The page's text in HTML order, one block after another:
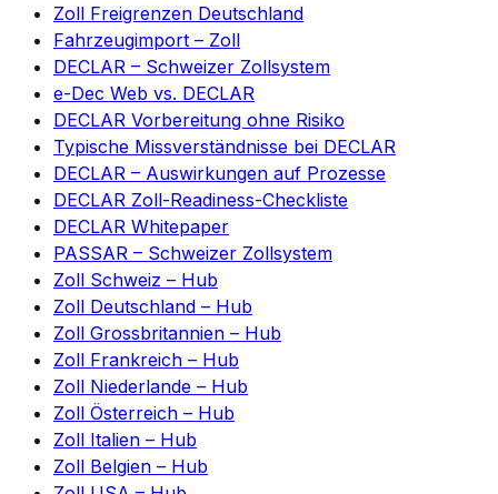
Zoll Freigrenzen Deutschland
Fahrzeugimport – Zoll
DECLAR – Schweizer Zollsystem
e-Dec Web vs. DECLAR
DECLAR Vorbereitung ohne Risiko
Typische Missverständnisse bei DECLAR
DECLAR – Auswirkungen auf Prozesse
DECLAR Zoll-Readiness-Checkliste
DECLAR Whitepaper
PASSAR – Schweizer Zollsystem
Zoll Schweiz – Hub
Zoll Deutschland – Hub
Zoll Grossbritannien – Hub
Zoll Frankreich – Hub
Zoll Niederlande – Hub
Zoll Österreich – Hub
Zoll Italien – Hub
Zoll Belgien – Hub